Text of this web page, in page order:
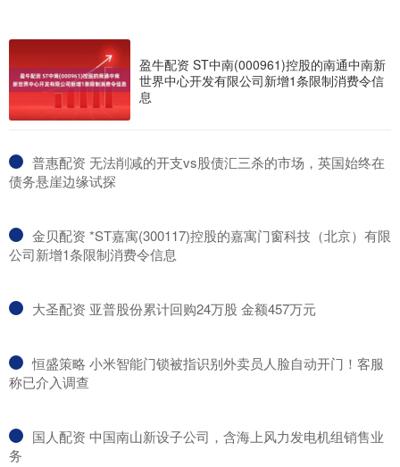
盈牛配资 ST中南(000961)控股的南通中南新
世界中心开发有限公司新增1条限制消费令信
息
​普惠配资 无法削减的开支vs股债汇三杀的市场，英国始终在
债务悬崖边缘试探
​金贝配资 *ST嘉寓(300117)控股的嘉寓门窗科技（北京）有限
公司新增1条限制消费令信息
​大圣配资 亚普股份累计回购24万股 金额457万元
​恒盛策略 小米智能门锁被指识别外卖员人脸自动开门！客服
称已介入调查
​国人配资 中国南山新设子公司，含海上风力发电机组销售业
务